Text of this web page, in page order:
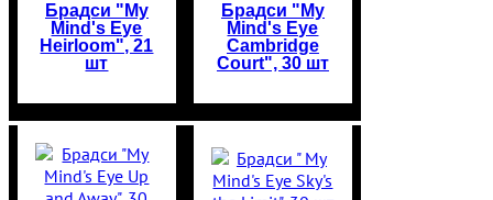
Брадси "My
Mind's Eye
Heirloom", 21
шт
Брадси "My
Mind's Eye
Cambridge
Court", 30 шт